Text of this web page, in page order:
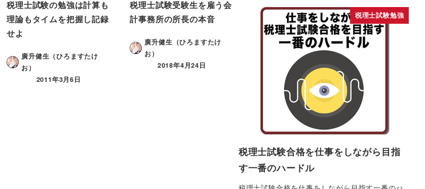
税理士試験の勉強は計算も
理論もタイムを把握し記録
せよ
廣升健生（ひろますたけ
お）
2011年3月6日
税理士試験受験生を雇う会
計事務所の所長の本音
廣升健生（ひろますたけ
お）
2018年4月24日
税理士試験勉強
税理士試験合格を仕事をしながら目指
す一番のハードル